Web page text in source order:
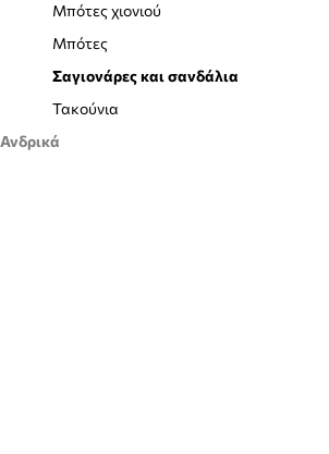
Μπότες χιονιού
Μπότες
Σαγιονάρες και σανδάλια
Τακούνια
Ανδρικά